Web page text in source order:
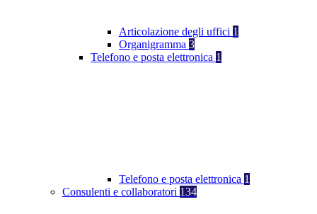
Articolazione degli uffici 1
Organigramma 3
Telefono e posta elettronica 1
Telefono e posta elettronica 1
Consulenti e collaboratori 134